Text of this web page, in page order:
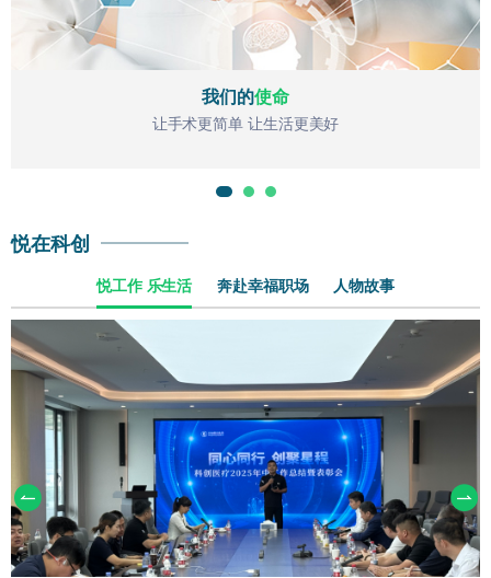
我们的使命
让手术更简单 让生活更美好
悦在科创
悦工作 乐生活 奔赴幸福职场 人物故事